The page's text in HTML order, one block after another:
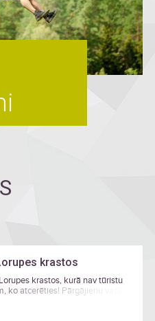
krastos
krastos, kurā nav tūristu
ko atcerēties! Pārgājienu vadīs